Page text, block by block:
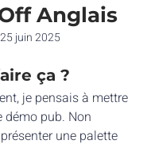
Anglais
25 juin 2025
ça ?
je pensais à mettre
pub. Non
une palette